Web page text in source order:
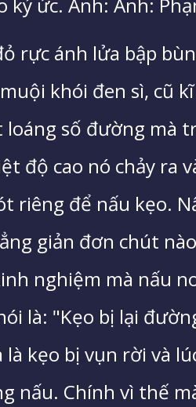
rực ánh lửa bập
khói đen sì, cũ
số đường mà
độ cao nó chảy ra
riêng để nấu kẹo.
giản đơn chút
nghiệm mà nấu
là: "Kẹo bị lại
là kẹo bị vụn rời và
nấu. Chính vì thế